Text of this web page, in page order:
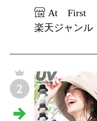
At First
楽天ジャンル
2